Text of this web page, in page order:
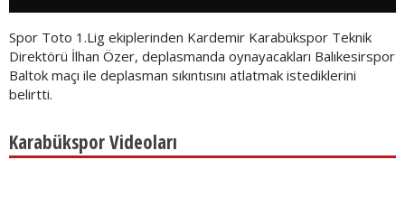
Spor Toto 1.Lig ekiplerinden Kardemir Karabükspor Teknik
Direktörü İlhan Özer, deplasmanda oynayacakları Balıkesirspor
Baltok maçı ile deplasman sıkıntısını atlatmak istediklerini
belirtti.
Karabükspor Videoları